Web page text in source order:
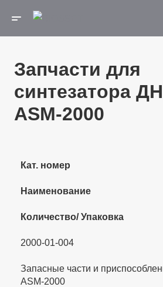
Запчасти для
синтезатора
ASM-­2000
Кат. номер
Наименование
Количество/ Упаковка
2000-01-004
Запасные части и
ASM-2000